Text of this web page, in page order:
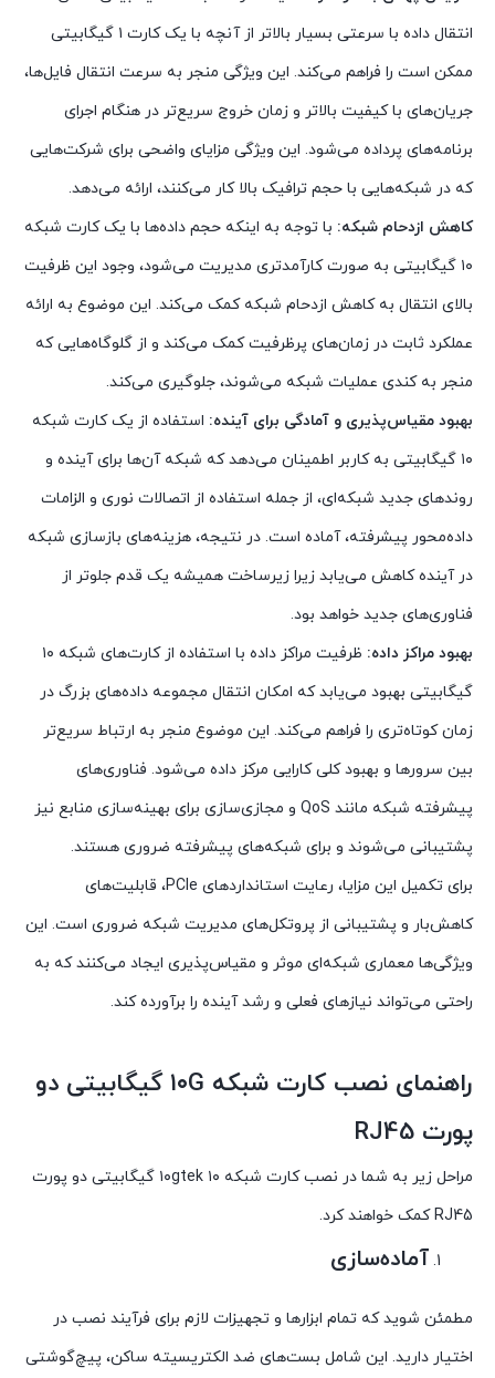
انتقال داده با سرعتی بسیار بالاتر از آنچه با یک کارت ۱ گیگابیتی
ممکن است را فراهم می‌کند. این ویژگی منجر به سرعت انتقال فایل‌ها،
جریان‌های با کیفیت بالاتر و زمان خروج سریع‌تر در هنگام اجرای
برنامه‌های پرداده می‌شود. این ویژگی مزایای واضحی برای شرکت‌هایی
که در شبکه‌هایی با حجم ترافیک بالا کار می‌کنند، ارائه می‌دهد.
کاهش ازدحام شبکه: با توجه به اینکه حجم داده‌ها با یک کارت شبکه
۱۰ گیگابیتی به صورت کارآمدتری مدیریت می‌شود، وجود این ظرفیت
بالای انتقال به کاهش ازدحام شبکه کمک می‌کند. این موضوع به ارائه
عملکرد ثابت در زمان‌های پرظرفیت کمک می‌کند و از گلوگاه‌هایی که
منجر به کندی عملیات شبکه می‌شوند، جلوگیری می‌کند.
بهبود مقیاس‌پذیری و آمادگی برای آینده: استفاده از یک کارت شبکه
۱۰ گیگابیتی به کاربر اطمینان می‌دهد که شبکه آن‌ها برای آینده و
روندهای جدید شبکه‌ای، از جمله استفاده از اتصالات نوری و الزامات
داده‌محور پیشرفته، آماده است. در نتیجه، هزینه‌های بازسازی شبکه
در آینده کاهش می‌یابد زیرا زیرساخت همیشه یک قدم جلوتر از
فناوری‌های جدید خواهد بود.
بهبود مراکز داده:
ظرفیت مراکز داده با استفاده از کارت‌های شبکه ۱۰
گیگابیتی بهبود می‌یابد که امکان انتقال مجموعه داده‌های بزرگ در
زمان کوتاه‌تری را فراهم می‌کند. این موضوع منجر به ارتباط سریع‌تر
بین سرورها و بهبود کلی کارایی مرکز داده می‌شود. فناوری‌های
پیشرفته شبکه مانند QoS و مجازی‌سازی برای بهینه‌سازی منابع نیز
پشتیبانی می‌شوند و برای شبکه‌های پیشرفته ضروری هستند.
برای تکمیل این مزایا، رعایت استانداردهای PCIe، قابلیت‌های
کاهش‌بار و پشتیبانی از پروتکل‌های مدیریت شبکه ضروری است. این
ویژگی‌ها معماری شبکه‌ای موثر و مقیاس‌پذیری ایجاد می‌کنند که به
راحتی می‌تواند نیازهای فعلی و رشد آینده را برآورده کند.
راهنمای نصب کارت شبکه ۱۰G گیگابیتی دو
پورت RJ45
مراحل زیر به شما در نصب کارت شبکه ۱۰gtek ۱۰ گیگابیتی دو پورت
RJ45 کمک خواهند کرد.
آماده‌سازی
مطمئن شوید که تمام ابزارها و تجهیزات لازم برای فرآیند نصب در
اختیار دارید. این شامل بست‌های ضد الکتریسیته ساکن، پیچ‌گوشتی